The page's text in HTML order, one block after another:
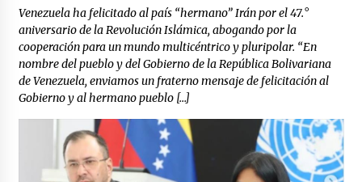
Venezuela ha felicitado al país “hermano” Irán por el 47.°
aniversario de la Revolución Islámica, abogando por la
cooperación para un mundo multicéntrico y pluripolar. “En
nombre del pueblo y del Gobierno de la República Bolivariana
de Venezuela, enviamos un fraterno mensaje de felicitación al
Gobierno y al hermano pueblo […]